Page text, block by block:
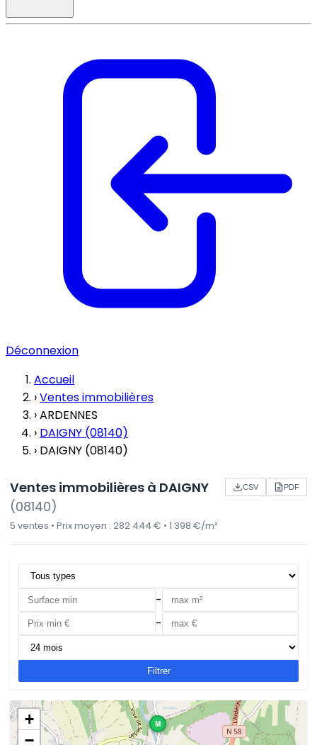
Déconnexion
Accueil
›Ventes immobilières
›ARDENNES
› DAIGNY (08140)
› DAIGNY (08140)
Ventes immobilières à DAIGNY
(08140)
5 ventes • Prix moyen : 282 444 € • 1 398 €/m²
CSV PDF
-
-
Filtrer
M
+
−